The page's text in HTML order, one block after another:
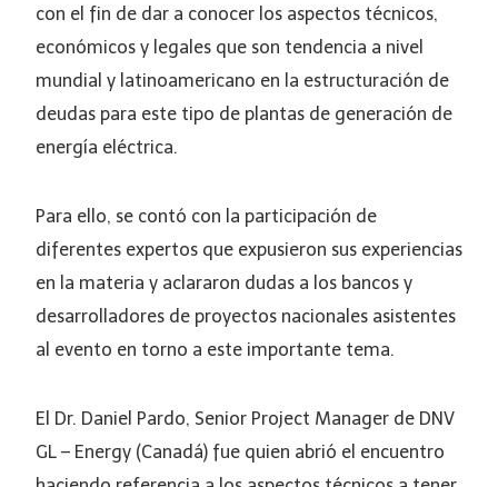
con el fin de dar a conocer los aspectos técnicos,
económicos y legales que son tendencia a nivel
mundial y latinoamericano en la estructuración de
deudas para este tipo de plantas de generación de
energía eléctrica.
Para ello, se contó con la participación de
diferentes expertos que expusieron sus experiencias
en la materia y aclararon dudas a los bancos y
desarrolladores de proyectos nacionales asistentes
al evento en torno a este importante tema.
El Dr. Daniel Pardo, Senior Project Manager de DNV
GL – Energy (Canadá) fue quien abrió el encuentro